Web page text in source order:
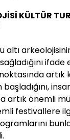
KÜLTÜR
altı
ifade
artık önemli
festivallere